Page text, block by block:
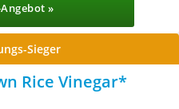
»
Sieger
Rice Vinegar